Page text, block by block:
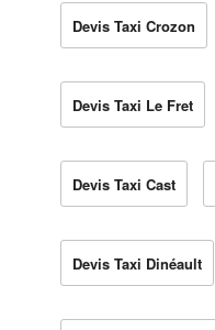
Devis Taxi Crozon
Devis Taxi Le Fret
Devis Taxi Cast
Devis Taxi Dinéault